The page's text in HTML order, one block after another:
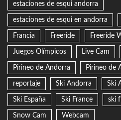
estaciones de esqui andorra
estaciones de esqui en andorra
Francia Freeride Freeride
Juegos Olímpicos Live Cam
Pirineo de Andorra Pirineo de
reportaje Ski Andorra Ski
Ski España Ski France ski
Snow Cam Webcam